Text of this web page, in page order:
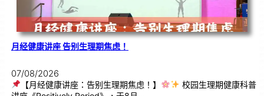
月经健康讲座 告别生理期焦虑！
07/08/2026
【月经健康讲座：告别生理期焦虑！】
校园生理期健康科普